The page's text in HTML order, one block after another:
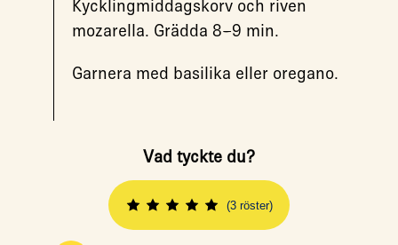
Kycklingmiddagskorv och riven
mozarella. Grädda 8–9 min.
Garnera med basilika eller oregano.
Vad tyckte du?
(3 röster)